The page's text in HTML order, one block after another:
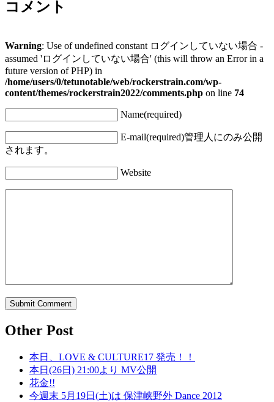
コメント
Warning: Use of undefined constant ログインしていない場合 -
assumed 'ログインしていない場合' (this will throw an Error in a
future version of PHP) in
/home/users/0/tetunotable/web/rockerstrain.com/wp-
content/themes/rockerstrain2022/comments.php on line 74
Name(required)
E-mail(required)管理人にのみ公開
されます。
Website
Other Post
本日、LOVE & CULTURE17 発売！！
本日(26日) 21:00より MV公開
花金!!
今週末 5月19日(土)は 保津峡野外 Dance 2012